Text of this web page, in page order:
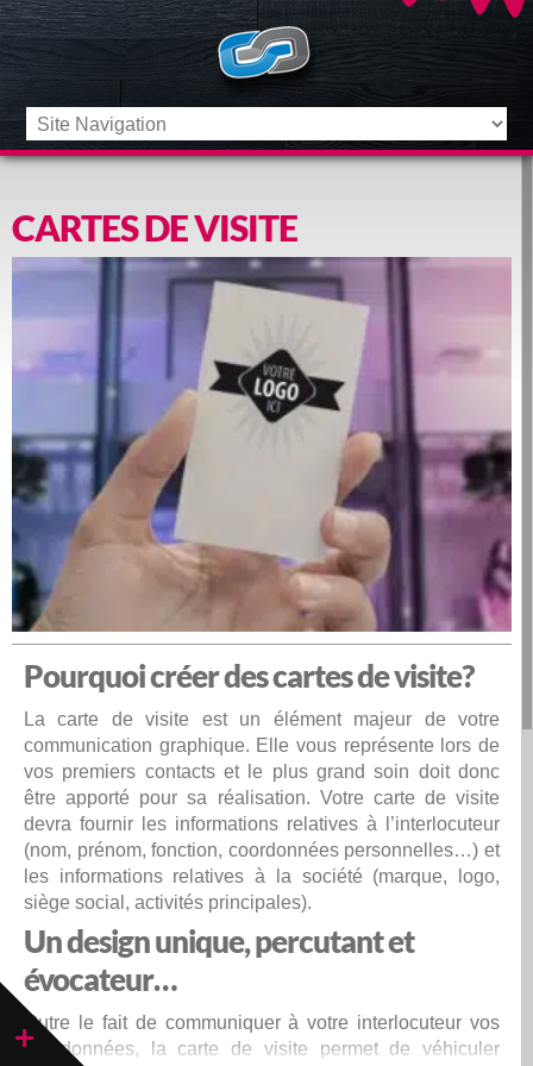
CARTES DE VISITE
Pourquoi créer des cartes de visite?
La carte de visite est un élément majeur de votre
communication graphique. Elle vous représente lors de
vos premiers contacts et le plus grand soin doit donc
être apporté pour sa réalisation. Votre carte de visite
devra fournir les informations relatives à l’interlocuteur
(nom, prénom, fonction, coordonnées personnelles…) et
les informations relatives à la société (marque, logo,
siège social, activités principales).
Un design unique, percutant et
évocateur…
Outre le fait de communiquer à votre interlocuteur vos
coordonnées, la carte de visite permet de véhiculer